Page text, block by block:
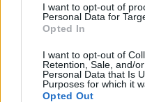
I want to opt-out of
Personal Data for
Opted In
I want to opt-out of
Retention, Sale, and/
Personal Data that Is
Purposes for which it
Opted Out